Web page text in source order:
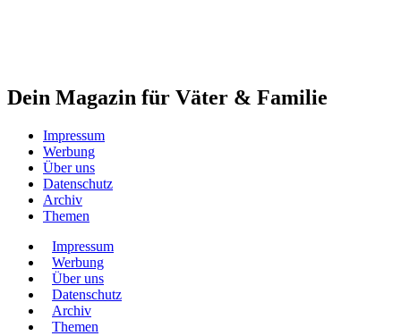
Dein Magazin für Väter & Familie
Impressum
Werbung
Über uns
Datenschutz
Archiv
Themen
Impressum
Werbung
Über uns
Datenschutz
Archiv
Themen